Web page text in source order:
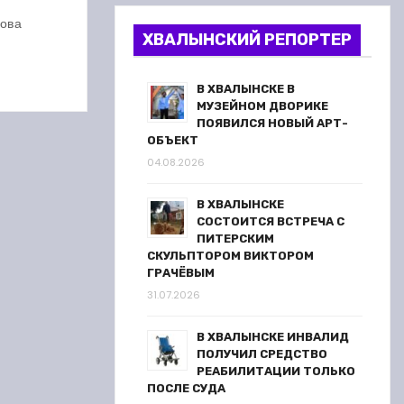
ХВАЛЫНСКИЙ РЕПОРТЕР
В ХВАЛЫНСКЕ В
МУЗЕЙНОМ ДВОРИКЕ
ПОЯВИЛСЯ НОВЫЙ АРТ-
ОБЪЕКТ
04.08.2026
В ХВАЛЫНСКЕ
СОСТОИТСЯ ВСТРЕЧА С
ПИТЕРСКИМ
СКУЛЬПТОРОМ ВИКТОРОМ
ГРАЧЁВЫМ
31.07.2026
В ХВАЛЫНСКЕ ИНВАЛИД
ПОЛУЧИЛ СРЕДСТВО
РЕАБИЛИТАЦИИ ТОЛЬКО
ПОСЛЕ СУДА